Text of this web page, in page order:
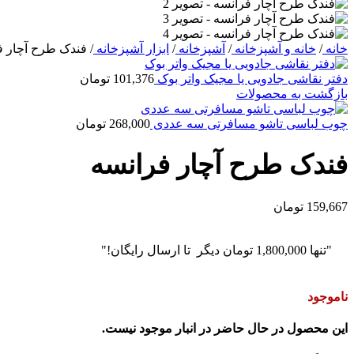
خانه/ خانه و آشپزخانه/ آشپزخانه/ ابزار آشپزخانه/ فندک طرح آچار
دفتر نقاشی جادویی یا مجیک واتر بوک 101,376 تومان
بازگشت به محصولات
چوب لباسی تاشو مسافرتی سه عددی 268,000 تومان
فندک طرح آچار فرانسه
159,667 تومان
"تنها 1,800,000 تومان دیگر تا ارسال رایگان!"
ناموجود
این محصول در حال حاضر در انبار موجود نیست.